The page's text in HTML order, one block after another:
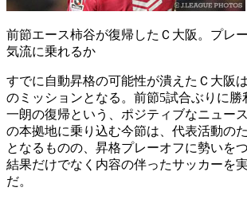
前節エース柿谷が復帰したＣ大阪。プレ
気流に乗れるか
すでに自動昇格の可能性が潰えたＣ大阪
のミッションとなる。前節5試合ぶりに勝
一朗の復帰という、ポジティブなニュー
の本拠地に乗り込む今節は、代表活動の
となるものの、昇格プレーオフに勢いを
結果だけでなく内容の伴ったサッカーを
だ。